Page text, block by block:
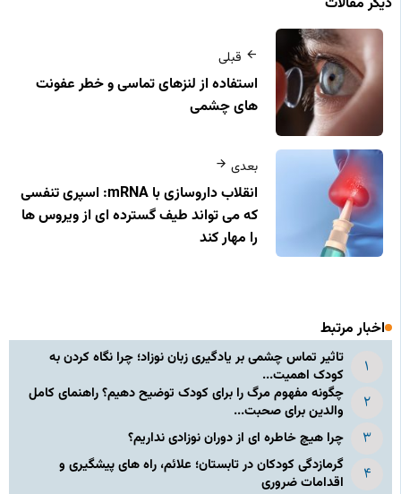
قبلی
استفاده از لنزهای تماسی و خطر عفونت
های چشمی
بعدی
انقلاب داروسازی با mRNA: اسپری تنفسی
که می‌ تواند طیف گسترده‌ ای از ویروس‌ ها
را مهار کند
اخبار مرتبط
تاثیر تماس چشمی بر یادگیری زبان نوزاد؛ چرا نگاه کردن به
کودک اهمیت...
چگونه مفهوم مرگ را برای کودک توضیح دهیم؟ راهنمای کامل
والدین برای صحبت...
چرا هیچ خاطره ای از دوران نوزادی نداریم؟
گرمازدگی کودکان در تابستان؛ علائم، راه های پیشگیری و
اقدامات ضروری